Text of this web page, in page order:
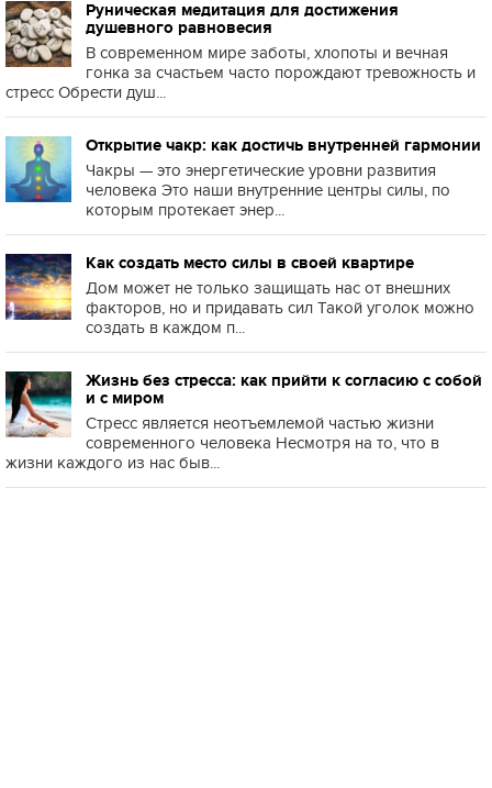
Руническая медитация для достижения
душевного равновесия
В современном мире заботы, хлопоты и вечная
гонка за счастьем часто порождают тревожность и
стресс Обрести душ...
Открытие чакр: как достичь внутренней гармонии
Чакры — это энергетические уровни развития
человека Это наши внутренние центры силы, по
которым протекает энер...
Как создать место силы в своей квартире
Дом может не только защищать нас от внешних
факторов, но и придавать сил Такой уголок можно
создать в каждом п...
Жизнь без стресса: как прийти к согласию с собой
и с миром
Стресс является неотъемлемой частью жизни
современного человека Несмотря на то, что в
жизни каждого из нас быв...